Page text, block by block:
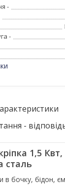
-
-
-
1,5
сталь
в бочку, бідон,